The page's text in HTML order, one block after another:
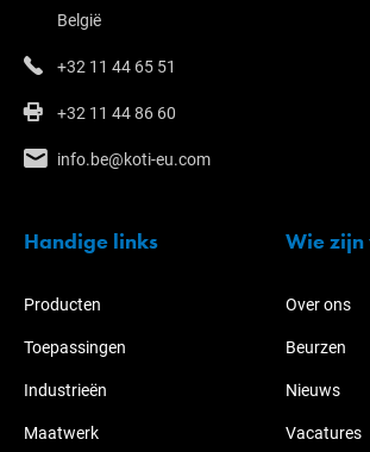
België
+32 11 44 65 51
+32 11 44 86 60
info.be@koti-eu.com
Handige links
Producten
Toepassingen
Industrieën
Maatwerk
Wie zijn
Over ons
Beurzen
Nieuws
Vacatures